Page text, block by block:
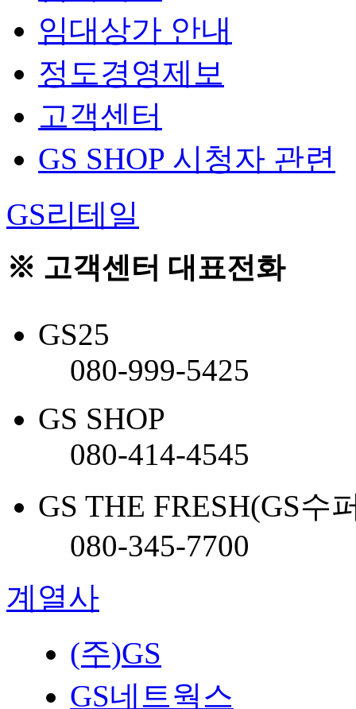
임대상가 안내
정도경영제보
고객센터
GS SHOP 시청자 관련
GS리테일
※ 고객센터 대표전화
GS25
080-999-5425
GS SHOP
080-414-4545
GS THE FRESH(GS수
080-345-7700
계열사
(주)GS
GS네트웍스